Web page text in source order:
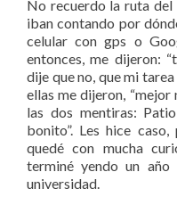
No recuerdo la ruta del
iban contando por
celular con gps o
entonces, me dijeron:
dije que no, que mi
ellas me dijeron,
las dos mentiras:
bonito”. Les hice
quedé con mucha
terminé yendo un
universidad.